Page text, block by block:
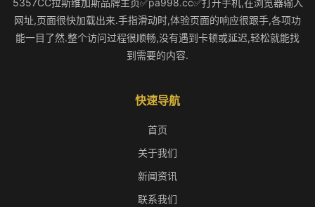
5357CC拉斯维加斯品牌主页✅pa998.cc✅打开手机,在浏览器输入
网址,页面很快加载出来.手指滑动时,体验页面的响应很跟手,各项功
能一目了然.整个访问过程很顺畅,没有遇到卡顿或延迟,轻松就能找
到需要的内容.
快速导航
首页
关于我们
新闻资讯
联系我们